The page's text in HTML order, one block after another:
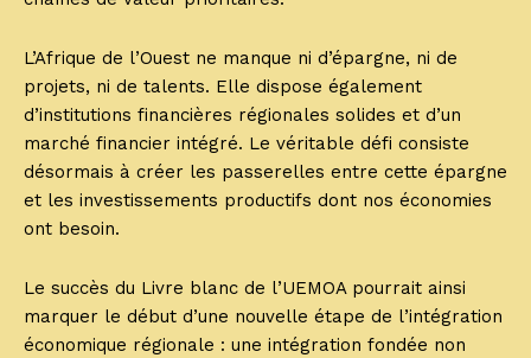
L’Afrique de l’Ouest ne manque ni d’épargne, ni de
projets, ni de talents. Elle dispose également
d’institutions financières régionales solides et d’un
marché financier intégré. Le véritable défi consiste
désormais à créer les passerelles entre cette épargne
et les investissements productifs dont nos économies
ont besoin.
Le succès du Livre blanc de l’UEMOA pourrait ainsi
marquer le début d’une nouvelle étape de l’intégration
économique régionale : une intégration fondée non